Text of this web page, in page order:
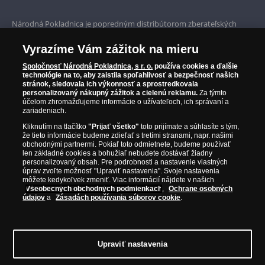
Jan Amos Komenský zomrel 15. novembra 1670 v
Jeho myšlienky o vzdelaní, pedagogike a ľudskom
živote maliveľký vplyv na ďalšie generácie
mysliteľov a pedagógov.
Iba originálne produkty
Národná Pokladnica je popredným distribútorom zberateľských
od roku 2010.
Národná Pokladnica je oficiálnym distribútorom numizmatických
emisií z viac ako 50 krajín, vrátane známych mincovní a emitentov
ako je Britská kráľovská mincovňa, Kráľovská kanadská mincovňa,
Parížska mincovňa, Nórska mincovňa, Fínska mincovňa alebo
Austrálska mincovňa Perth. Spoločnosť svojim zákazníkom a
zberateľom garantuje, že všetky produkty sú v originálnej a v
autentickosti.
Vyrazíme Vám zážitok na mieru
Spoločnosť Národná Pokladnica, s r. o. používa cookies a ďalšie
technológie na to, aby zaistila spoľahlivosť a bezpečnosť našich
stránok, sledovala ich výkonnosť a sprostredkovala
personalizovaný nákupný zážitok a cielenú reklamu. Za týmto
účelom zhromažďujeme informácie o užívateľoch, ich správaní a
zariadeniach.
Kliknutím na tlačítko"Prijať všetko" toto prijímate a súhlasíte s tým,
že tieto informácie budeme zdieľať s tretími stranami, napr. našimi
obchodnými partnermi. Pokiaľ toto odmietnete, budeme používať
len základné cookies a bohužiaľ nebudete dostávať žiadny
personalizovaný obsah. Pre podrobnosti a nastavenie vlastných
úprav zvoľte možnosť "Upraviť nastavenia". Svoje nastavenia
môžete kedykoľvek zmeniť. Viac informácií nájdete v našich
Všeobecných obchodných podmienkach ,
Ochrane osobných
údajov a Zásadách používania súborov cookie.
Upraviť nastavenia